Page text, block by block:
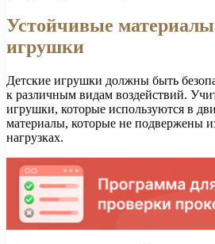
Устойчивые материалы
игрушки
Детские игрушки должны быть
к различным видам воздействий.
игрушки, которые используются в
материалы, которые не подвержены
нагрузках.